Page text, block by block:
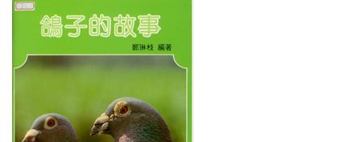
識